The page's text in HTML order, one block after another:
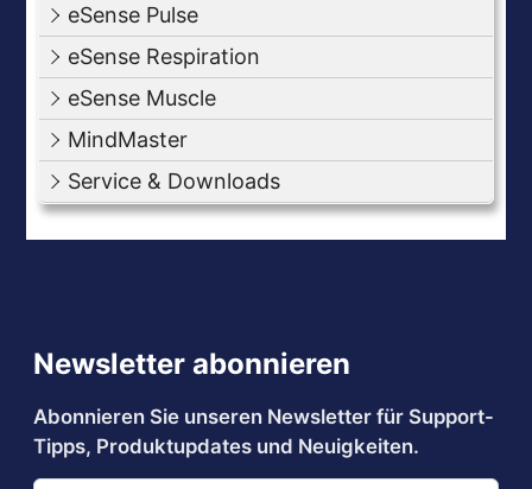
eSense Pulse
eSense Respiration
eSense Muscle
MindMaster
Service & Downloads